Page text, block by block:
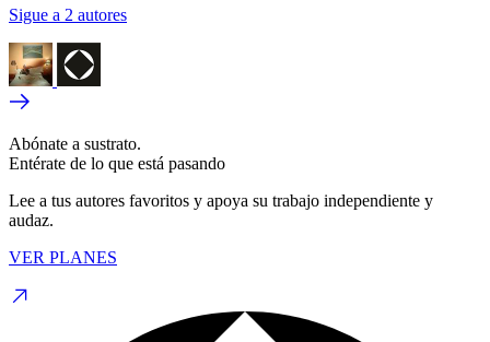
Sigue a 2 autores
Abónate a sustrato.
Entérate de lo que está pasando
Lee a tus autores favoritos y apoya su trabajo independiente y
audaz.
VER PLANES